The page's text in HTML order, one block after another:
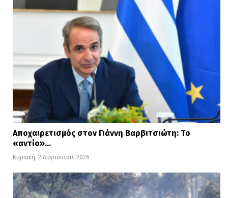
Αποχαιρετισμός στον Γιάννη Βαρβιτσιώτη: Το
«αντίο»…
Κυριακή, 2 Αυγούστου, 2026